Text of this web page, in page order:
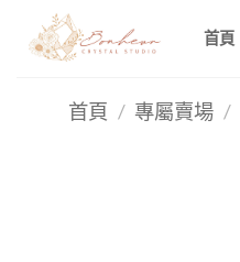
首頁
首頁 / 專屬賣場 /